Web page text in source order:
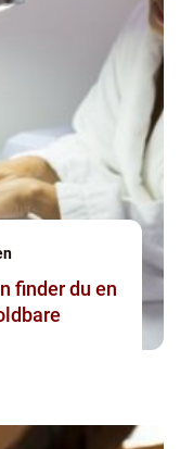
finder du en